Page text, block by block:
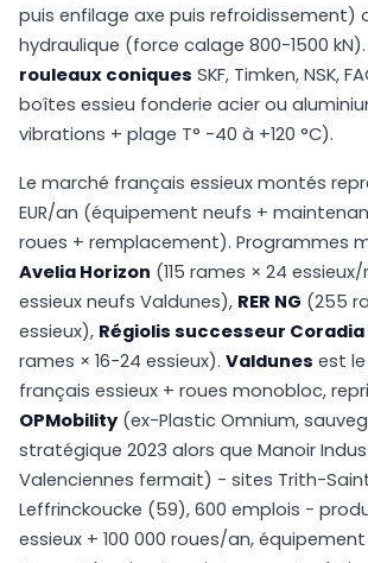
puis enfilage axe puis refroidissement)
hydraulique (force calage 800-1500 kN).
rouleaux coniques SKF, Timken, NSK,
boîtes essieu fonderie acier ou
vibrations + plage T° -40 à +120 °C).
Le marché français essieux montés
EUR/an (équipement neufs +
roues + remplacement). Programmes
Avelia Horizon (115 rames × 24
essieux neufs Valdunes), RER NG (255
essieux), Régiolis successeur
rames × 16-24 essieux). Valdunes est
français essieux + roues monobloc,
OPMobility(ex-Plastic Omnium,
stratégique 2023 alors que Manoir
Valenciennes fermait) - sites Trith-
Leffrinckoucke (59), 600 emplois -
essieux + 100 000 roues/an,